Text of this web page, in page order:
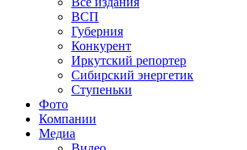
ВСП
Губерния
Конкурент
Иркутский репортер
Сибирский энергетик
Ступеньки
Фото
Компании
Медиа